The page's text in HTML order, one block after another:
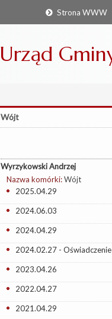
Strona WWW
Urząd
Wójt
Wyrzykowski Andrzej
Nazwa komórki:Wójt
2025.04.29
2024.06.03
2024.04.29
2024.02.27 -
2023.04.26
2022.04.27
2021.04.29